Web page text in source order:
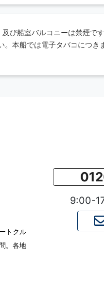
び船室バルコニーは禁煙で
。本船では電子タバコにつき
9:00-
トクル
。各地